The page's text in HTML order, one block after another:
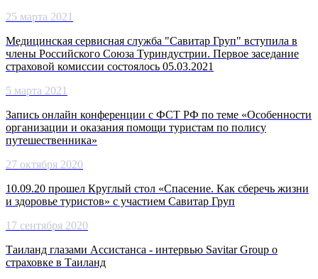
25 марта 2021
Медицинская сервисная служба "Савитар Груп" вступила в
члены Российского Союза Туриндустрии. Первое заседание
страховой комиссии состоялось 05.03.2021
5 марта 2021
Запись онлайн конференции с ФСТ РФ по теме «Особенности
организации и оказания помощи туристам по полису
путешественника»
27 октября 2020
10.09.20 прошел Круглый стол «Спасение. Как сберечь жизни
и здоровье туристов» с участием Савитар Груп
17 сентября 2020
Таиланд глазами Ассистанса - интервью Savitar Group о
страховке в Таиланд